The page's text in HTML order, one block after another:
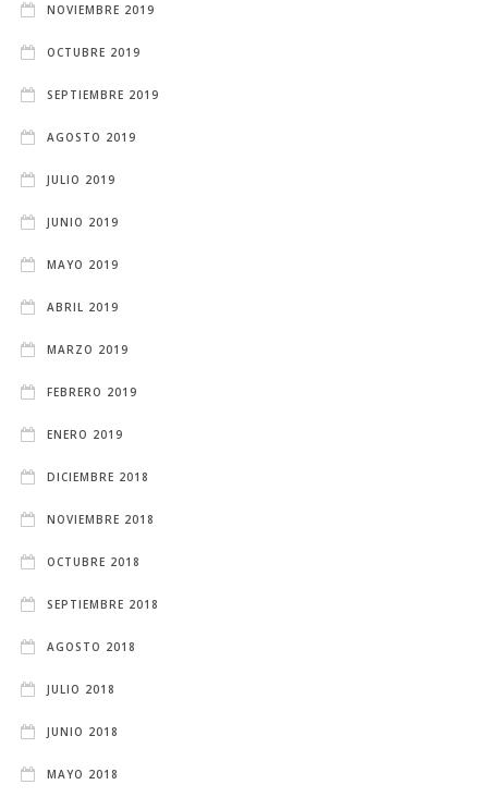
NOVIEMBRE 2019
OCTUBRE 2019
SEPTIEMBRE 2019
AGOSTO 2019
JULIO 2019
JUNIO 2019
MAYO 2019
ABRIL 2019
MARZO 2019
FEBRERO 2019
ENERO 2019
DICIEMBRE 2018
NOVIEMBRE 2018
OCTUBRE 2018
SEPTIEMBRE 2018
AGOSTO 2018
JULIO 2018
JUNIO 2018
MAYO 2018